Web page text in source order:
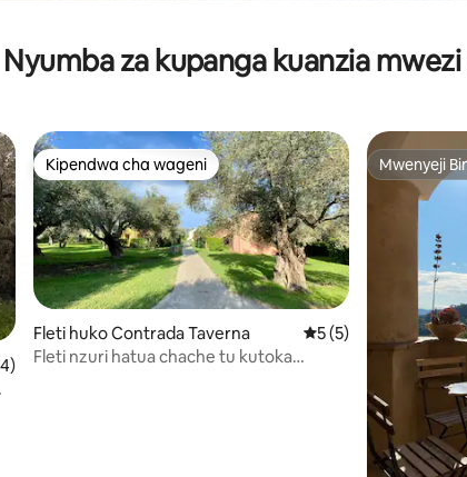
Nyumba za kupanga kuanzia
wastani wa 4.99 kati ya 5, tathmini 134
Kipendwa cha wageni
Kipendwa cha wageni
Fleti huko Contrada Taverna Ukadiriaji wa wastani
5 (5)
Fleti nzuri hatua chache tu kutoka
Mwenyeji
Mwenyeji